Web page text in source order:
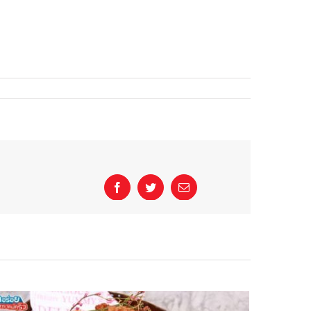
FacebookTwitterEmail